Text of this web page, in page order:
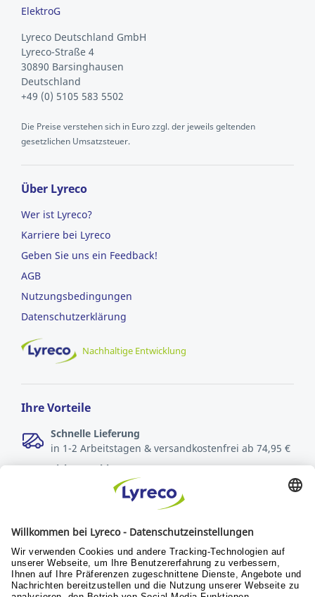
ElektroG
Lyreco Deutschland GmbH
Lyreco-Straße 4
30890 Barsinghausen
Deutschland
+49 (0) 5105 583 5502
Die Preise verstehen sich in Euro zzgl. der jeweils geltenden
gesetzlichen Umsatzsteuer.
Über Lyreco
Wer ist Lyreco?
Karriere bei Lyreco
Geben Sie uns ein Feedback!
AGB
Nutzungsbedingungen
Datenschutzerklärung
Nachhaltige Entwicklung
Ihre Vorteile
Schnelle Lieferung
in 1-2 Arbeitstagen & versandkostenfrei ab 74,95 €
Sichere Zahlungsarten
Rechnung oder Kreditkarte
Kostenlose Rücksendungen
Verantwortung
Nachhaltigkeit